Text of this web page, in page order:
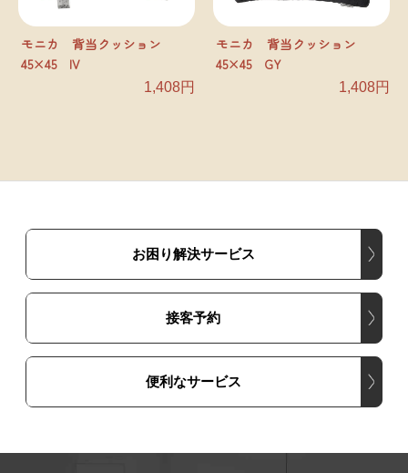
モニカ 背当クッション
45×45 IV
1,408円
モニカ 背当クッション
45×45 GY
1,408円
お困り解決サービス
接客予約
便利なサービス